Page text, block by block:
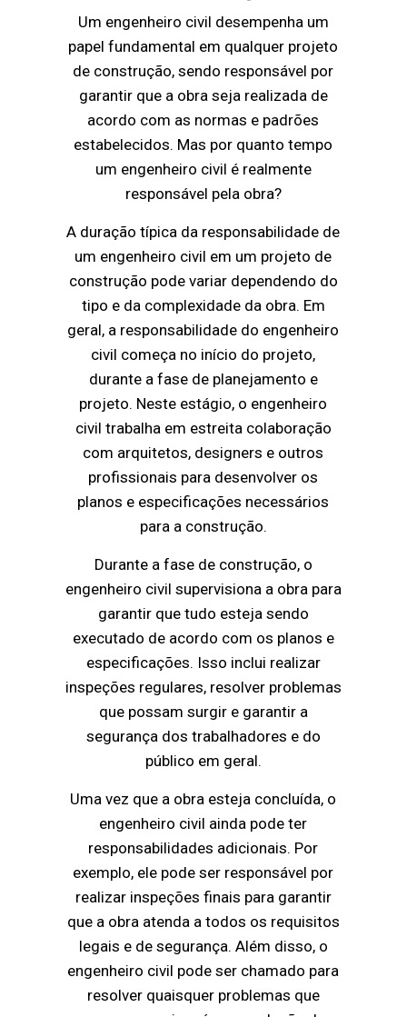
Um engenheiro civil desempenha um
papel fundamental em qualquer projeto
de construção, sendo responsável por
garantir que a obra seja realizada de
acordo com as normas e padrões
estabelecidos. Mas por quanto tempo
um engenheiro civil é realmente
responsável pela obra?
A duração típica da responsabilidade de
um engenheiro civil em um projeto de
construção pode variar dependendo do
tipo e da complexidade da obra. Em
geral, a responsabilidade do engenheiro
civil começa no início do projeto,
durante a fase de planejamento e
projeto. Neste estágio, o engenheiro
civil trabalha em estreita colaboração
com arquitetos, designers e outros
profissionais para desenvolver os
planos e especificações necessários
para a construção.
Durante a fase de construção, o
engenheiro civil supervisiona a obra para
garantir que tudo esteja sendo
executado de acordo com os planos e
especificações. Isso inclui realizar
inspeções regulares, resolver problemas
que possam surgir e garantir a
segurança dos trabalhadores e do
público em geral.
Uma vez que a obra esteja concluída, o
engenheiro civil ainda pode ter
responsabilidades adicionais. Por
exemplo, ele pode ser responsável por
realizar inspeções finais para garantir
que a obra atenda a todos os requisitos
legais e de segurança. Além disso, o
engenheiro civil pode ser chamado para
resolver quaisquer problemas que